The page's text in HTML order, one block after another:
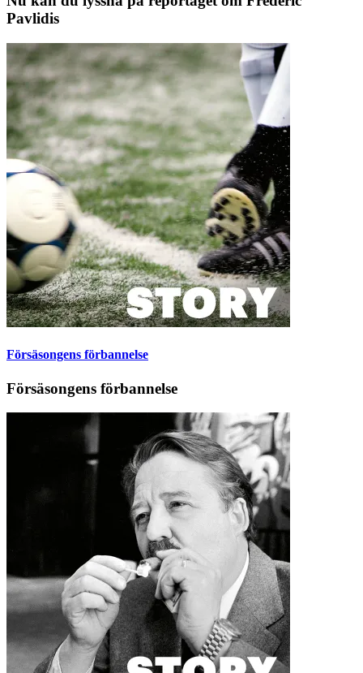
Pavlidis
Försäsongens förbannelse
Försäsongens förbannelse